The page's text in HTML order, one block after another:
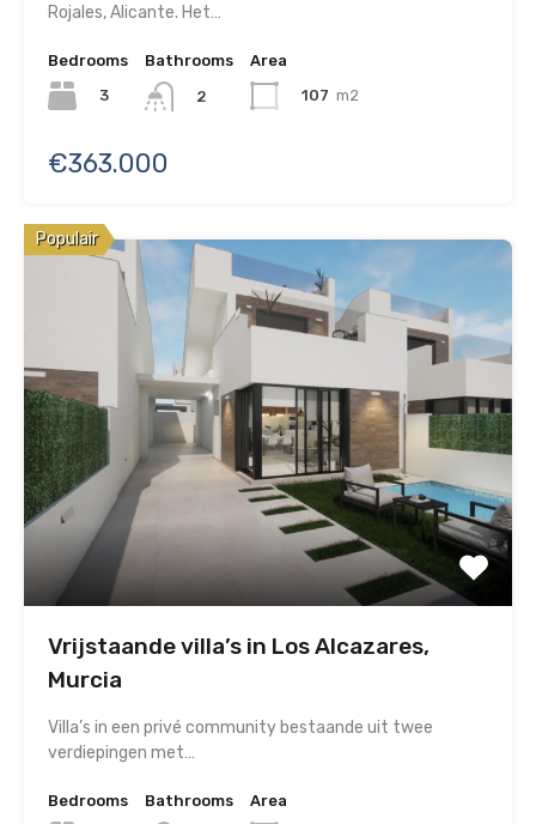
Rojales, Alicante. Het…
Bedrooms
3
Bathrooms
2
Area
107 m2
€363.000
Populair
Vrijstaande villa’s in Los Alcazares,
Murcia
Villa’s in een privé community bestaande uit twee
verdiepingen met…
Bedrooms
Bathrooms
Area